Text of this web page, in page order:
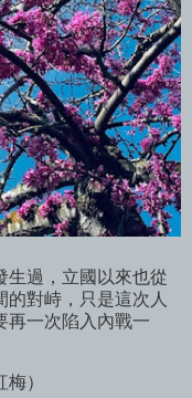
生過，立國以來也從
對峙，只是這次人
再一次陷入內戰一
）